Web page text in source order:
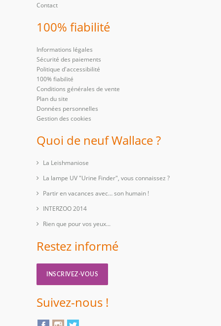
Contact
100% fiabilité
Informations légales
Sécurité des paiements
Politique d'accessibilité
100% fiabilité
Conditions générales de vente
Plan du site
Données personnelles
Gestion des cookies
Quoi de neuf Wallace ?
La Leishmaniose
La lampe UV "Urine Finder", vous connaissez ?
Partir en vacances avec… son humain !
INTERZOO 2014
Rien que pour vos yeux...
Restez informé
INSCRIVEZ-VOUS
Suivez-nous !